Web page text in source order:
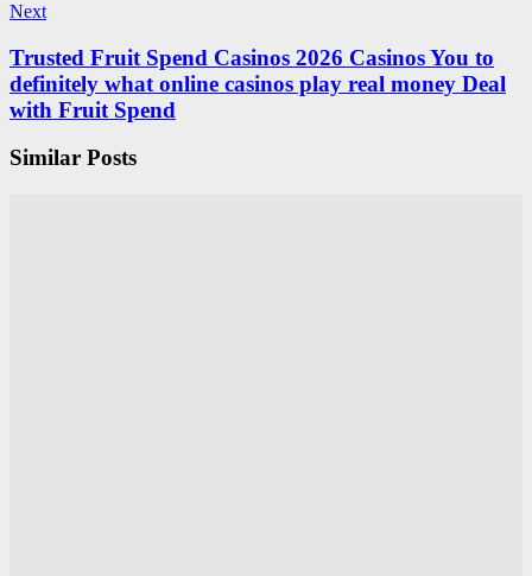
Next
Trusted Fruit Spend Casinos 2026 Casinos You to
definitely what online casinos play real money Deal
with Fruit Spend
Similar Posts